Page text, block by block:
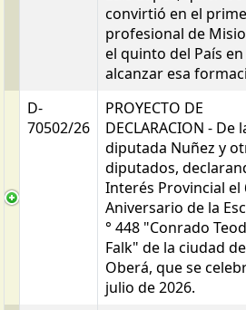
convirtió en el
profesional de
el quinto del País en
alcanzar esa
D-
70502/26
PROYECTO DE
DECLARACION - De
diputada Nuñez y
diputados,
Interés Provincial el
Aniversario de la
° 448 "Conrado
Falk" de la ciudad de
Oberá, que se
julio de 2026.